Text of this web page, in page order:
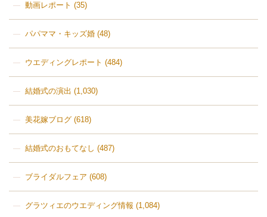
動画レポート (35)
パパママ・キッズ婚(48)
ウエディングレポート (484)
結婚式の演出 (1,030)
美花嫁ブログ(618)
結婚式のおもてなし (487)
ブライダルフェア (608)
グラツィエのウエディング情報 (1,084)